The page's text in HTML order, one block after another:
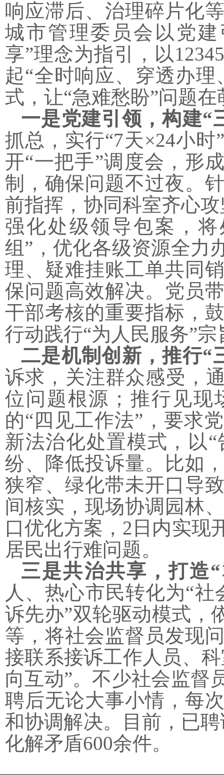
响应滞后、治理碎片化
城市管理委员会以党
享”理念为指引，以
起“全时响应、穿透办理
式，让“急难愁盼”问题
一是党建引领，构建“
抓总，实行“7天×24小
开“一把手”调度会，形
制，确保问题不过夜。
前指挥，协同科室齐心
强化处级领导包案，
组”，优化各级资源全力
理、疑难挂账工单共同
保问题高效解决。党员
干部考核的重要指标，
行动践行“为人民服务”宗
二是机制创新，推行“
诉求，关注群众感受，
位问题根源；推行见现
的“四见工作法”，要求
新法治化处置模式，以
纷、降低投诉量。比如
狭窄、绿化带未开口导
间核实，现场协调园林
口优化方案，2日内实现
居民出行难问题。
三是共治共享，打造
人、热心市民转化为“社
诉先办”双轮驱动模式，
等，将社会监督员发现
接联系接诉工作人员、
向互动”。不少社会监督
聘后无论大事小情，每
和协调解决。目前，已
化解矛盾600余件。